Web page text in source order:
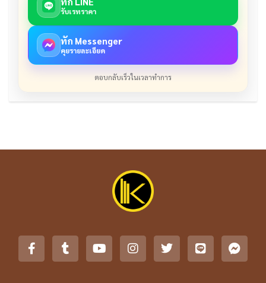
รับเรทราคา
ทัก Messenger
คุยรายละเอียด
ตอบกลับเร็วในเวลาทำการ